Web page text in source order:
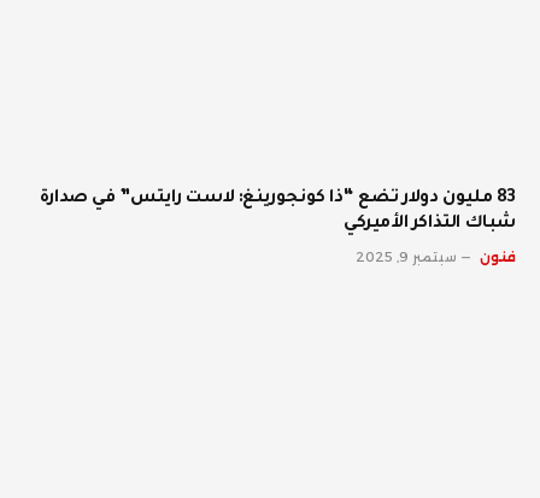
83 مليون دولار تضع “ذا كونجورينغ: لاست رايتس” في صدارة
شباك التذاكر الأميركي
فنون سبتمبر 9, 2025